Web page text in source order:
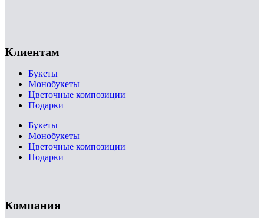
Клиентам
Букеты
Монобукеты
Цветочные композиции
Подарки
Букеты
Монобукеты
Цветочные композиции
Подарки
Компания